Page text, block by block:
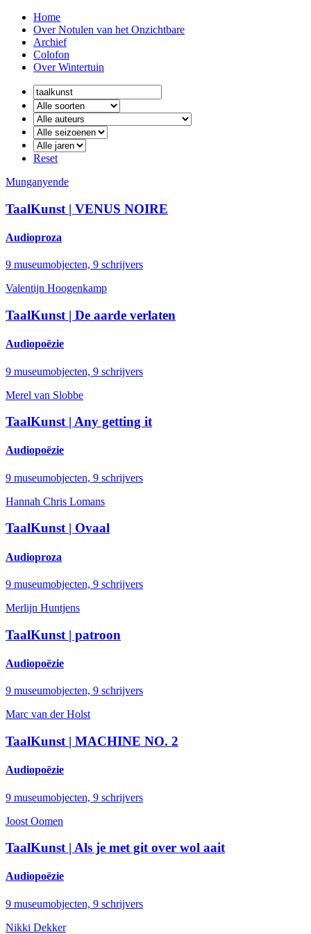
Home
Over Notulen van het Onzichtbare
Archief
Colofon
Over Wintertuin
Reset
Munganyende
TaalKunst | VENUS NOIRE
Audioproza
9 museumobjecten, 9 schrijvers
Valentijn Hoogenkamp
TaalKunst | De aarde verlaten
Audiopoëzie
9 museumobjecten, 9 schrijvers
Merel van Slobbe
TaalKunst | Any getting it
Audiopoëzie
9 museumobjecten, 9 schrijvers
Hannah Chris Lomans
TaalKunst | Ovaal
Audioproza
9 museumobjecten, 9 schrijvers
Merlijn Huntjens
TaalKunst | patroon
Audiopoëzie
9 museumobjecten, 9 schrijvers
Marc van der Holst
TaalKunst | MACHINE NO. 2
Audiopoëzie
9 museumobjecten, 9 schrijvers
Joost Oomen
TaalKunst | Als je met git over wol aait
Audiopoëzie
9 museumobjecten, 9 schrijvers
Nikki Dekker